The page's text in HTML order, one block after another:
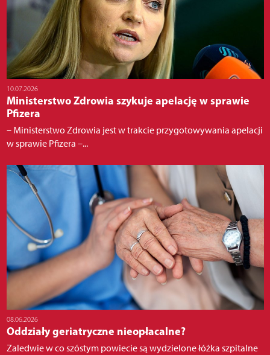
10.07.2026
Ministerstwo Zdrowia szykuje apelację w sprawie
Pfizera
– Ministerstwo Zdrowia jest w trakcie przygotowywania apelacji
w sprawie Pfizera –...
08.06.2026
Oddziały geriatryczne nieopłacalne?
Zaledwie w co szóstym powiecie są wydzielone łóżka szpitalne